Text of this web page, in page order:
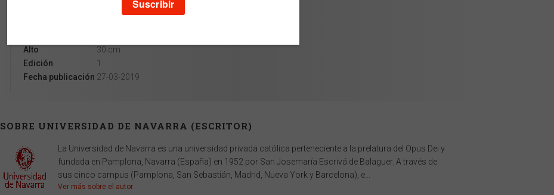
NA 691-2019
Alto
30 cm
Edición
1
Fecha publicación 27-03-2019
SOBRE UNIVERSIDAD DE NAVARRA (ESCRITOR)
La Universidad de Navarra es una universidad privada católica perteneciente a la prelatura del Opus Dei y
fundada en Pamplona, Navarra (España) en 1952 por San Josemaría Escrivá de Balaguer. A través de
sus cinco campus (Pamplona, San Sebastián, Madrid, Nueva York y Barcelona), e...
Ver más sobre el autor